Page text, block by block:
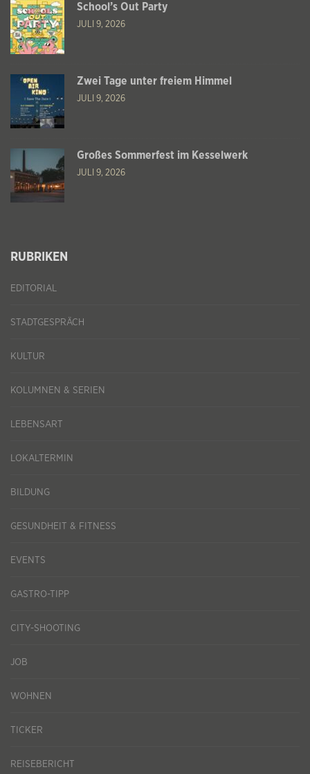
School’s Out Party
JULI 9, 2026
Zwei Tage unter freiem Himmel
JULI 9, 2026
Großes Sommerfest im Kesselwerk
JULI 9, 2026
RUBRIKEN
EDITORIAL
STADTGESPRÄCH
KULTUR
KOLUMNEN & SERIEN
LEBENSART
LOKALTERMIN
BILDUNG
GESUNDHEIT & FITNESS
EVENTS
GASTRO-TIPP
CITY-SHOOTING
JOB
WOHNEN
TICKER
REISEBERICHT